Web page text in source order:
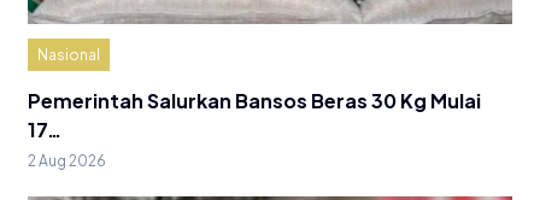
Nasional
Pemerintah Salurkan Bansos Beras 30 Kg Mulai
17…
2 Aug 2026